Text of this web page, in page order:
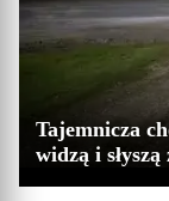
Tajemnicza
widzą i słyszą